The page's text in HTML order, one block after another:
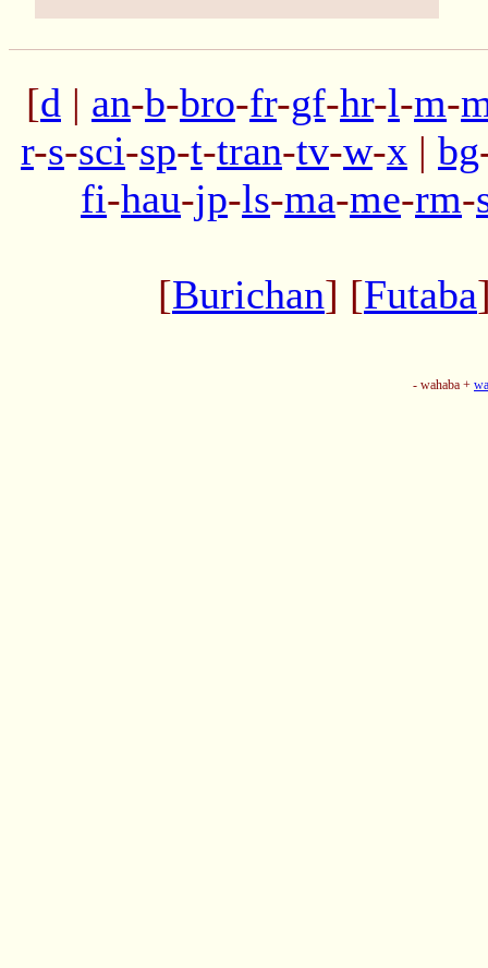
[d | an-b-bro-fr-gf-hr-l-m-
r-s-sci-sp-t-tran-tv-w-x | bg
fi-hau-jp-ls-ma-me-rm-
[Burichan] [Futaba
- wahaba +